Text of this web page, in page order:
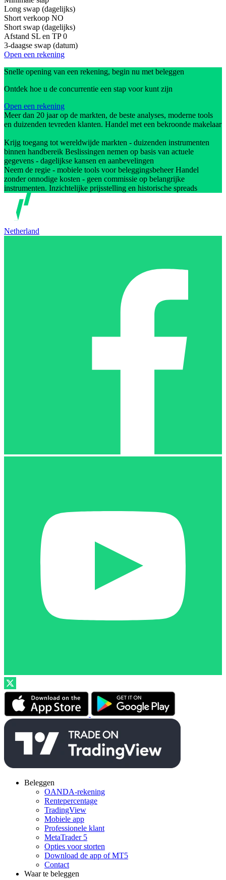
Long swap (dagelijks)
Short verkoop NO
Short swap (dagelijks)
Afstand SL en TP 0
3-daagse swap (datum)
Open een rekening
Snelle opening van een rekening, begin nu met beleggen
Ontdek hoe u de concurrentie een stap voor kunt zijn
Open een rekening
Meer dan 20 jaar op de markten, de beste analyses, moderne tools
en duizenden tevreden klanten. Handel met een bekroonde makelaar
Krijg toegang tot wereldwijde markten - duizenden instrumenten
binnen handbereik Beslissingen nemen op basis van actuele
gegevens - dagelijkse kansen en aanbevelingen
Neem de regie - mobiele tools voor beleggingsbeheer Handel
zonder onnodige kosten - geen commissie op belangrijke
instrumenten. Inzichtelijke prijsstelling en historische spreads
Netherland
Beleggen
OANDA-rekening
Rentepercentage
TradingView
Mobiele app
Professionele klant
MetaTrader 5
Opties voor storten
Download de app of MT5
Contact
Waar te beleggen